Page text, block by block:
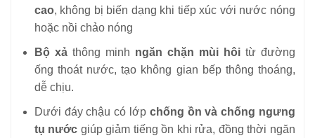
cao, không bị biến dạng khi tiếp xúc với nước nóng
hoặc nồi chảo nóng
Bộ xảthông minh ngăn chặn mùi hôi từ đường
ống thoát nước, tạo không gian bếp thông thoáng,
dễ chịu.
Dưới đáy chậu có lớp chống ồn và chống ngưng
tụ nước giúp giảm tiếng ồn khi rửa, đồng thời ngăn